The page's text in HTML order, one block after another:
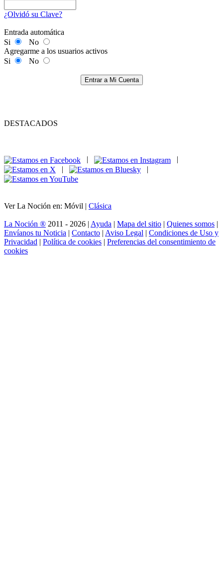
¿Olvidó su Clave?
Entrada automática
Si
No
Agregarme a los usuarios activos
Si
No
Entrar a Mi Cuenta
DESTACADOS
|
|
Ver La Noción en: Móvil | Clásica
La Noción ® 2011 - 2026 | Ayuda | Mapa del sitio | Quienes somos |
Envíanos tu Noticia | Contacto | Aviso Legal | Condiciones de Uso y
Privacidad | Política de cookies | Preferencias del consentimiento de
cookies